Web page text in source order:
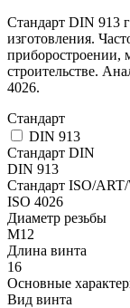
Стандарт DIN 913
изготовления.
приборостроении,
строительстве.
4026.
Стандарт
DIN 913
Стандарт DIN
DIN 913
Стандарт ISO/
ISO 4026
Диаметр резьбы
М12
Длина винта
16
Основные
Вид винта